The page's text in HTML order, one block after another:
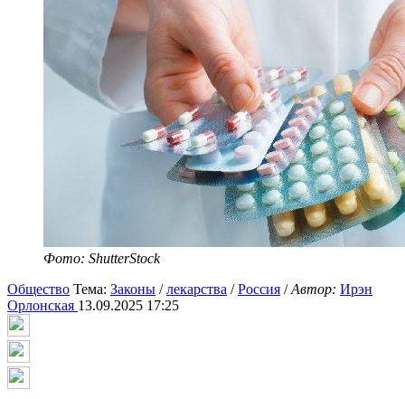
Фото: ShutterStock
Общество Тема: Законы /лекарства /Россия /Автор: Ирэн
Орлонская 13.09.2025 17:25